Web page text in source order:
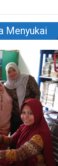
Menyukai